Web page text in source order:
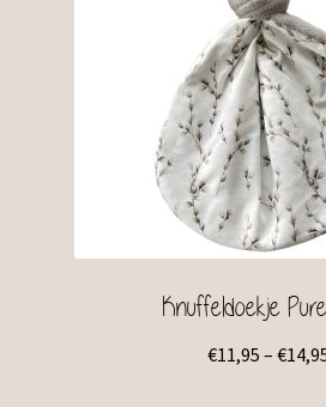
Knuffeldoekje
€11,95 – €